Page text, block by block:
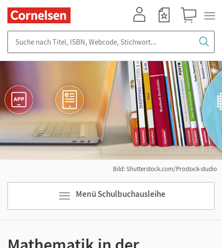
Menü Schulbuchausleihe
Bild: Shutterstock.com/Prostock-studio